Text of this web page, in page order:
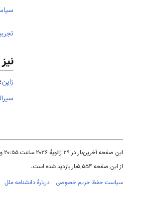
ژاپن؛
این صفحه آخرین‌بار در ‏۲۹ ژانویهٔ ۲۰۲۶ ساعت ‏۲۰:۵۵ ویرایش شده است.
از این صفحه ۵٬۵۵۴بار بازدید شده است.
سیاست حفظ حریم خصوصی
دربارهٔ دانشنامه ملل